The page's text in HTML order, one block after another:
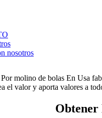
nosotros
molino de bolas En Usa
el valor y aporta valores a
Obtener